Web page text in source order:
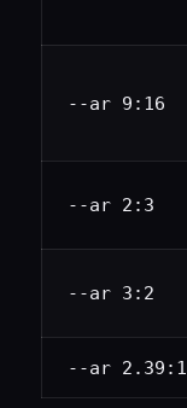
--ar 9:16
--ar 2:3
--ar 3:2
--ar 2.39:1